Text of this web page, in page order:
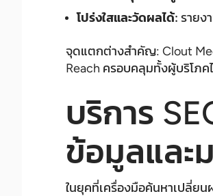
โปร่งใสและวัดผลได้: รายง
จุดแตกต่างสำคัญ: Clout
Reach ครอบคลุมทั้งผู้บริโภค
บริการ
ข้อมูลและ
ในยุคที่เครื่องมือค้นหาเปลี่ยน